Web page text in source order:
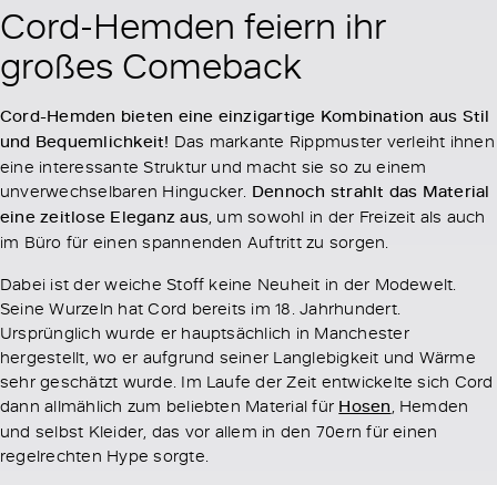
Cord-Hemden feiern ihr
großes Comeback
Cord-Hemden bieten eine einzigartige Kombination aus Stil
und Bequemlichkeit! Das markante Rippmuster verleiht ihnen
eine interessante Struktur und macht sie so zu einem
unverwechselbaren Hingucker. Dennoch strahlt das Material
eine zeitlose Eleganz aus, um sowohl in der Freizeit als auch
im Büro für einen spannenden Auftritt zu sorgen.
Dabei ist der weiche Stoff keine Neuheit in der Modewelt.
Seine Wurzeln hat Cord bereits im 18. Jahrhundert.
Ursprünglich wurde er hauptsächlich in Manchester
hergestellt, wo er aufgrund seiner Langlebigkeit und Wärme
sehr geschätzt wurde. Im Laufe der Zeit entwickelte sich Cord
dann allmählich zum beliebten Material für Hosen, Hemden
und selbst Kleider, das vor allem in den 70ern für einen
regelrechten Hype sorgte.